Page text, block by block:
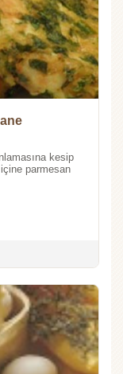
kesip
parmesan